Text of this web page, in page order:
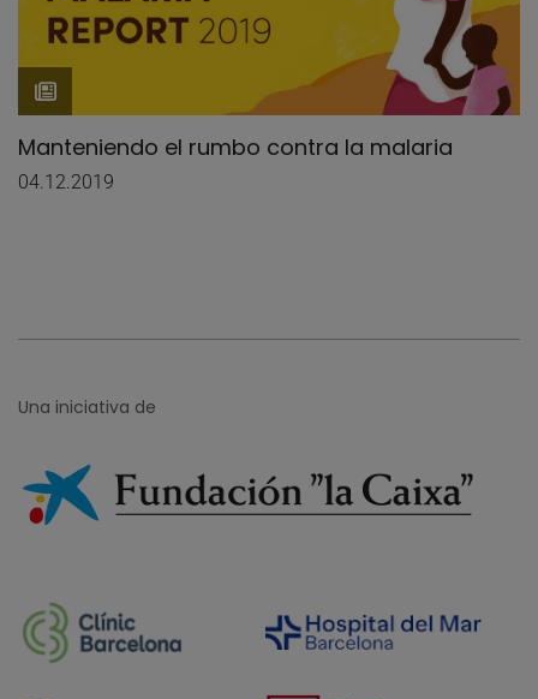
Manteniendo el rumbo contra la malaria
04.12.2019
Una iniciativa de